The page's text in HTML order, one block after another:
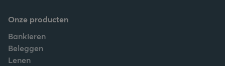
Onze producten
Bankieren
Beleggen
Lenen